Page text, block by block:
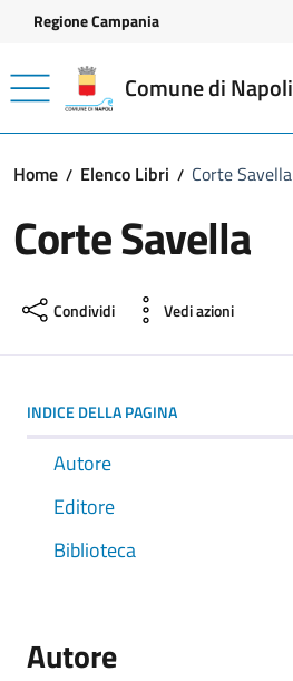
Vai ai contenuti
Vai al footer
Regione Campania
Comune di Napoli
Home Elenco Libri Corte Savella
Corte Savella
Condividi Vedi azioni
INDICE DELLA PAGINA
Autore
Editore
Biblioteca
Autore